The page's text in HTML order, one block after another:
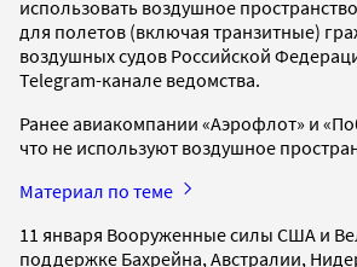
использовать воздушное пространство
для полетов (включая транзитные)
воздушных судов Российской
Telegram-канале ведомства.
Ранее авиакомпании «Аэрофлот» и
что не используют воздушное
Материал по теме
11 января Вооруженные силы США и
поддержке Бахрейна, Австралии,